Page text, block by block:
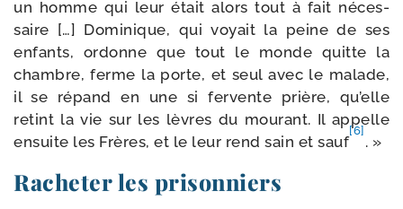
un homme qui leur était alors tout à fait néces­
saire […] Dominique, qui voyait la peine de ses
enfants, ordonne que tout le monde quitte la
chambre, ferme la porte, et seul avec le malade,
il se répand en une si fer­vente prière, qu’elle
retint la vie sur les lèvres du mou­rant. Il appelle
ensuite les Frères, et le leur rend sain et sauf
[6]
. »
Racheter les prisonniers